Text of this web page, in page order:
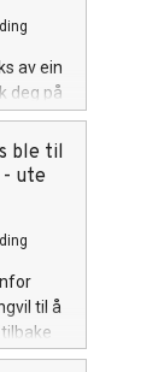
er
er
med
deg
av ein
deg på
kronisk
nytt
ble til
- ute
til å